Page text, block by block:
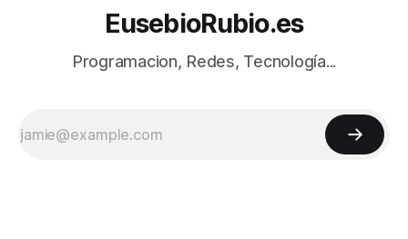
EusebioRubio.es
Programacion, Redes, Tecnología...